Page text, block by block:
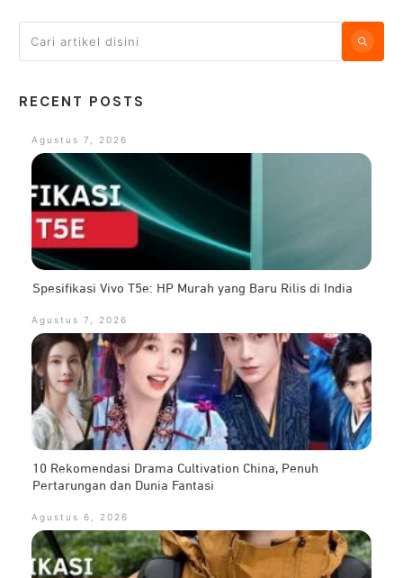
RECENT POSTS
Agustus 7, 2026
Spesifikasi Vivo T5e: HP Murah yang Baru Rilis di India
Agustus 7, 2026
10 Rekomendasi Drama Cultivation China, Penuh
Pertarungan dan Dunia Fantasi
Agustus 6, 2026